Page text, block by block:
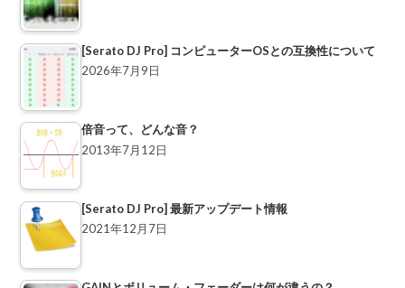
[Serato DJ Pro] コンピューターOSとの互換性について
2026年7月9日
倍音って、どんな音？
2013年7月12日
[Serato DJ Pro] 最新アップデート情報
2021年12月7日